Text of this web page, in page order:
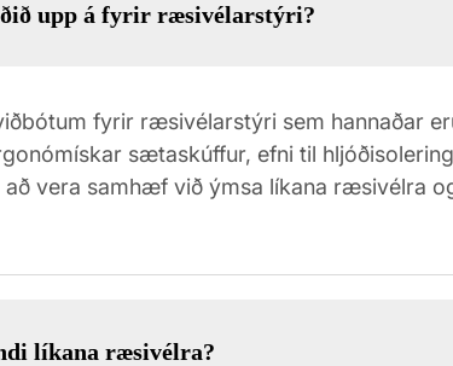
upp á fyrir ræsivélarstýri?
fyrir ræsivélarstýri sem hannaðar
sætaskúffur, efni til
vera samhæf við ýmsa líkana ræsivélra
líkana ræsivélra?